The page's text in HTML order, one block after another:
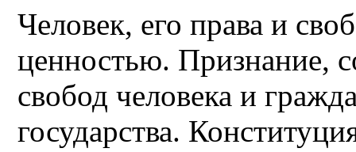
Человек, его права и
ценностью. Признание,
свобод человека и
государства.